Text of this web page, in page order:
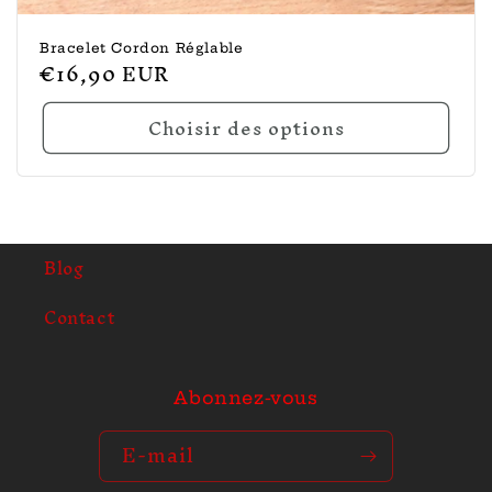
Bracelet Cordon Réglable
Prix
habituel
€16,90 EUR
Choisir des options
Blog
Contact
Abonnez-vous
E-mail